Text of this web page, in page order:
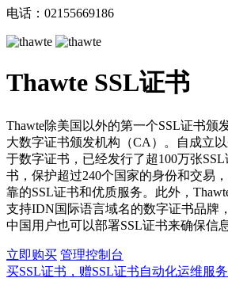
电话：02155669186
Thawte SSL证书
Thawte除美国以外的第一个SSL证书颁
大数字证书颁发机构（CA）。自成立
于数字证书，已经发行了超100万张
书，保护超过240个国家的身份和交易
靠的SSL证书和优质服务。此外，
支持IDN国际语言域名的数字证书品牌
中国用户也可以部署SSL证书来确保信
立即购买 管理控制台
买SSL证书，赠SSL证书自动化运维服务